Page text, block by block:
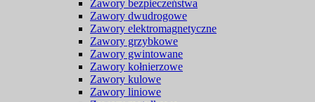
Zawory bezpieczeństwa
Zawory dwudrogowe
Zawory elektromagnetyczne
Zawory grzybkowe
Zawory gwintowane
Zawory kołnierzowe
Zawory kulowe
Zawory liniowe